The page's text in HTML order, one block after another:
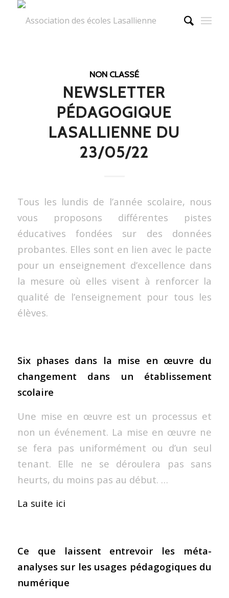
NON CLASSÉ
NEWSLETTER
PÉDAGOGIQUE
LASALLIENNE DU
23/05/22
Tous les lundis de l’année scolaire, nous
vous proposons différentes pistes
éducatives fondées sur des données
probantes. Elles sont en lien avec le pacte
pour un enseignement d’excellence dans
la mesure où elles visent à renforcer la
qualité de l’enseignement pour tous les
élèves.
Six phases dans la mise en œuvre du
changement dans un établissement
scolaire
Une mise en œuvre est un processus et
non un événement. La mise en œuvre ne
se fera pas uniformément ou d’un seul
tenant. Elle ne se déroulera pas sans
heurts, du moins pas au début. …
La suite ici
Ce que laissent entrevoir les méta-
analyses sur les usages pédagogiques du
numérique